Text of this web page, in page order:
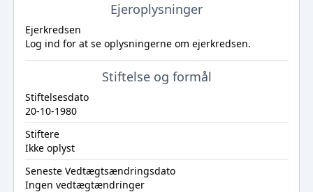
Ejeroplysninger
Ejerkredsen
Log ind for at se oplysningerne om ejerkredsen.
Stiftelse og formål
Stiftelsesdato
20-10-1980
Stiftere
Ikke oplyst
Seneste Vedtægtsændringsdato
Ingen vedtægtændringer